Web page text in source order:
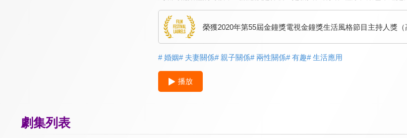
榮獲2020年第55屆金鐘獎電視金鐘獎生活風格節目主持人獎（
# 婚姻# 夫妻關係# 親子關係# 兩性關係# 有趣# 生活應用
播放
劇集列表